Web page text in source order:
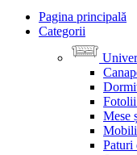
Pagina principală
Categorii
Mese
Paturi